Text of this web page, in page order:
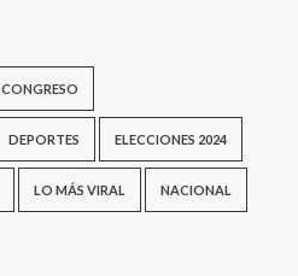
CONGRESO
DEPORTES ELECCIONES 2024
LO MÁS VIRAL NACIONAL